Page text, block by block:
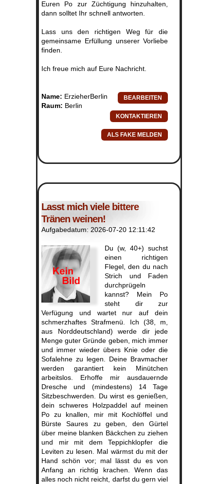
Euren Po zur Züchtigung hinzuhalten,
dann solltet Ihr schnell antworten.
Lass uns den richtigen Weg für die
gemeinsame Erfüllung unserer Vorliebe
finden.
Ich freue mich auf Eure Nachricht.
Name: ErzieherBerlin
Raum: Berlin
Lasst mich viele bittere
Tränen weinen!
Aufgabedatum: 2026-07-20 12:11:42
Du (w, 40+) suchst
einen richtigen
Flegel, den du nach
Strich und Faden
durchprügeln
kannst? Mein Po
steht dir zur
Verfügung und wartet nur auf dein
schmerzhaftes Strafmenü. Ich (38, m,
aus Norddeutschland) werde dir jede
Menge guter Gründe geben, mich immer
und immer wieder übers Knie oder die
Sofalehne zu legen. Deine Bravmacher
werden garantiert kein Minütchen
arbeitslos. Erhoffe mir ausdauernde
Dresche und (mindestens) 14 Tage
Sitzbeschwerden. Du wirst es genießen,
dein schweres Holzpaddel auf meinen
Po zu knallen, mir mit Kochlöffel und
Bürste Saures zu geben, den Gürtel
über meine blanken Bäckchen zu ziehen
und mir mit dem Teppichklopfer die
Leviten zu lesen. Mal wärmst du mit der
Hand schön vor; mal lässt du es von
Anfang an richtig krachen. Wenn das
alles noch nicht reicht, darfst du gern viel